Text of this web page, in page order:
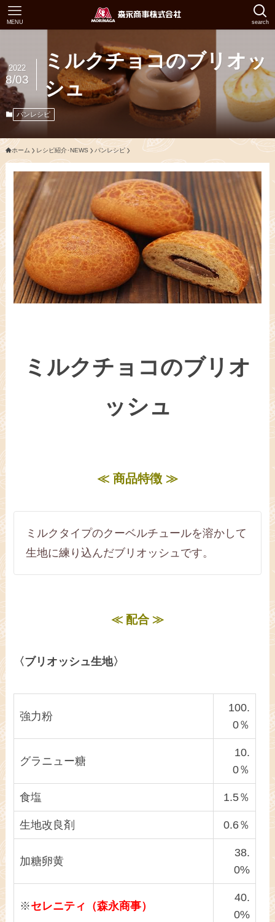
search
MENU
ミルクチョコのブリオッ
シュ
2022
8/03
パンレシピ
ホーム レシピ紹介･NEWS パンレシピ
ミルクチョコのブリオ
ッシュ
≪ 商品特徴 ≫
ミルクタイプのクーベルチュールを溶かして
生地に練り込んだブリオッシュです。
≪ 配合 ≫
〈ブリオッシュ生地〉
強力粉
100.
0％
グラニュー糖
10.
0％
食塩 1.5％
生地改良剤 0.6％
加糖卵黄
38.
0%
※セレニティ（森永商事）
40.
0%